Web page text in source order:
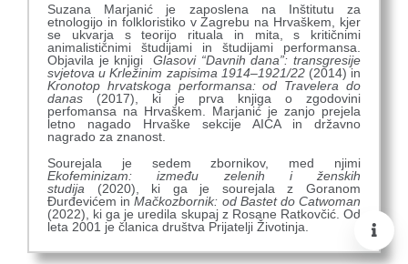
Suzana Marjanić je zaposlena na Inštitutu za
etnologijo in folkloristiko v Zagrebu na Hrvaškem, kjer
se ukvarja s teorijo rituala in mita, s kritičnimi
animalističnimi študijami in študijami performansa.
Objavila je knjigiGlasovi “Davnih dana”: transgresije
svjetova u Krležinim zapisima 1914–1921/22(2014) in
Kronotop hrvatskoga performansa: od Travelera do
danas (2017), ki je prva knjiga o zgodovini
perfomansa na Hrvaškem. Marjanić je zanjo prejela
letno nagado Hrvaške sekcije AICA in državno
nagrado za znanost.
Sourejala je sedem zbornikov, med njimi
Ekofeminizam: između zelenih i ženskih
studija (2020), ki ga je sourejala z Goranom
Đurđevićem inMačkozbornik: od Bastet do Catwoman
(2022), ki ga je uredila skupaj z Rosane Ratkovčić. Od
leta 2001 je članica društva Prijatelji Životinja.